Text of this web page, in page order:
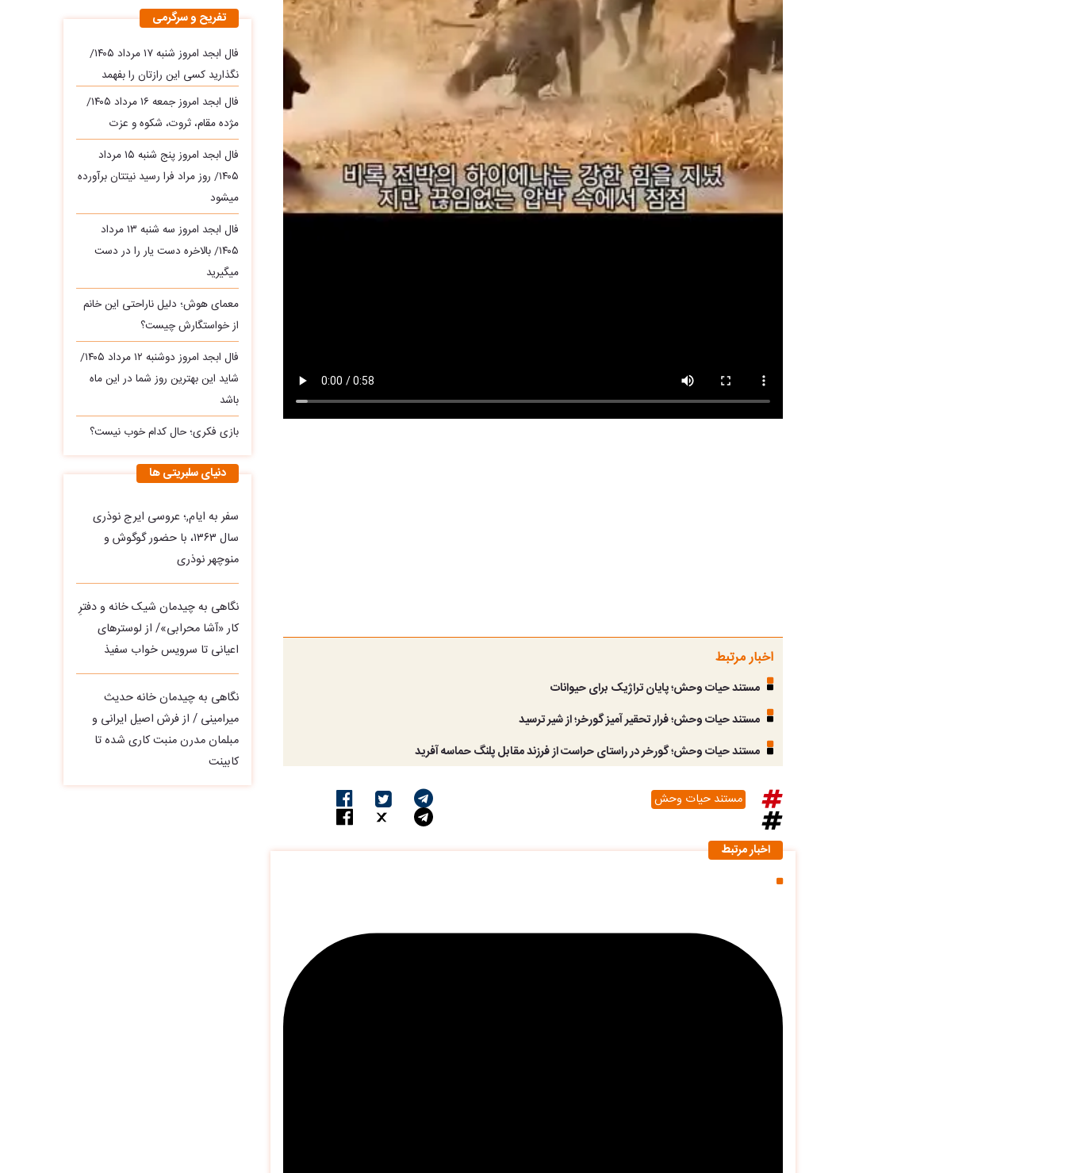
اخبار مرتبط
مستند حیات وحش؛ پایان تراژیک برای حیوانات
مستند حیات وحش؛ فرار تحقیر آمیز گورخر؛ از شیر ترسید
مستند حیات وحش؛ گورخر‌ در‌ راستای حراست از فرزند مقابل پلنگ حماسه آفرید
مستند حیات وحش
اخبار مرتبط
تفریح و سرگرمی
فال ابجد امروز شنبه ۱۷ مرداد ۱۴۰۵/
نگذارید کسی این رازتان را بفهمد
فال ابجد امروز جمعه ۱۶ مرداد ۱۴۰۵/
مژده مقام، ثروت، شکوه و عزت
فال ابجد امروز پنج شنبه ۱۵ مرداد
۱۴۰۵/ روز مراد فرا رسید نیتتان برآورده
میشود
فال ابجد امروز سه‌ شنبه ۱۳ مرداد
۱۴۰۵/ بالاخره دست یار را در دست
میگیرید
معمای هوش؛ دلیل ناراحتی این خانم
از خواستگارش چیست؟
فال ابجد امروز دوشنبه ۱۲ مرداد ۱۴۰۵/
شاید این بهترین روز شما در این ماه
باشد
بازی فکری؛ حال کدام خوب نیست؟
دنیای سلبریتی ها
سفر به ایام,؛ عروسی ایرج نوذری
سال ۱۳۶۳، با حضور گوگوش و
منوچهر نوذری
نگاهی به چیدمان شیک خانه و دفترِ
کار «آشا محرابی»/ از لوسترهای
اعیانی تا سرویس خواب سفیذ
نگاهی به چیدمان خانه حدیث
میرامینی / از فرش اصیل ایرانی و
مبلمان مدرن منبت‌ کاری‌ شده تا
کابینت